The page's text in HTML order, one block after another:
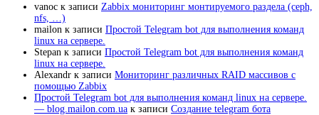
vanoc к записи Zabbix мониторинг монтируемого раздела (ceph,
nfs, …)
mailon к записи Простой Telegram bot для выполнения команд
linux на сервере.
Stepan к записи Простой Telegram bot для выполнения команд
linux на сервере.
Alexandr к записи Мониторинг различных RAID массивов с
помощью Zabbix
Простой Telegram bot для выполнения команд linux на сервере.
— blog.mailon.com.ua к записи Создание telegram бота